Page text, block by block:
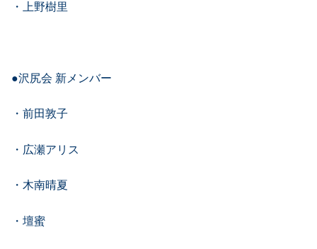
・上野樹里
●沢尻会 新メンバー
・前田敦子
・広瀬アリス
・木南晴夏
・壇蜜